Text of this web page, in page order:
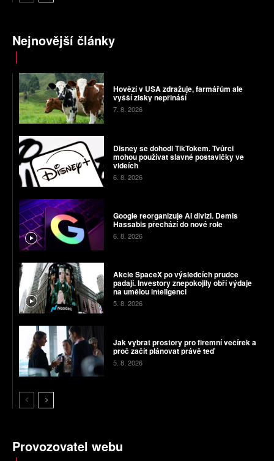
Nejnovější články
Hovězí v USA zdražuje, farmářům ale
vyšší zisky nepřináší
7. 8. 2026
Disney se dohodl TikTokem. Tvůrci
mohou používat slavné postavičky ve
videích
6. 8. 2026
Google reorganizuje AI divizi. Demis
Hassabis přechází do nové role
6. 8. 2026
Akcie SpaceX po výsledcích prudce
padají. Investory znepokojily obří výdaje
na umělou inteligenci
5. 8. 2026
Jak vybrat prostory pro firemní večírek a
proč začít plánovat právě teď
5. 8. 2026
Provozovatel webu